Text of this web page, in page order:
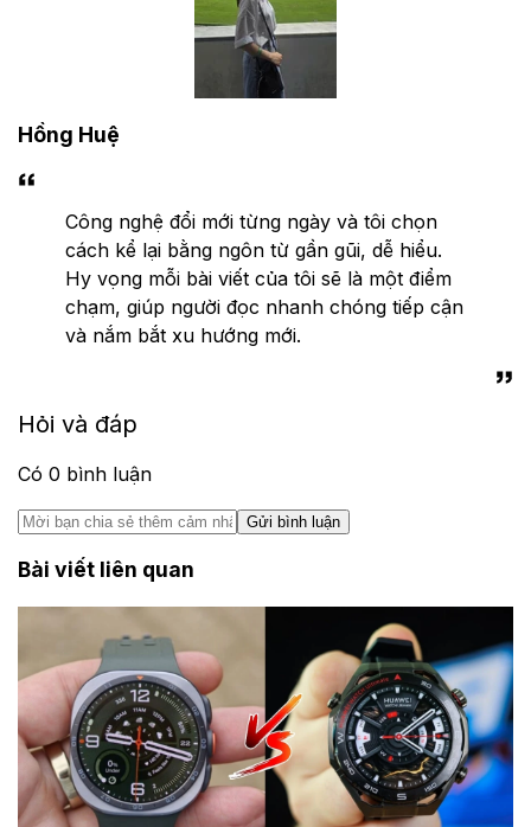
Hồng Huệ
Công nghệ đổi mới từng ngày và tôi chọn
cách kể lại bằng ngôn từ gần gũi, dễ hiểu.
Hy vọng mỗi bài viết của tôi sẽ là một điểm
chạm, giúp người đọc nhanh chóng tiếp cận
và nắm bắt xu hướng mới.
Hỏi và đáp
Có 0 bình luận
Gửi bình luận
Bài viết liên quan